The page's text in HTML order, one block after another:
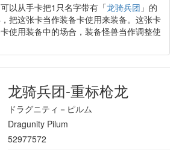
以从手卡把1只名字带有「龙骑兵团 」的
把这张卡当作装备卡使用来装备。这张卡
使用装备中的场合，装备怪兽当作调整使
龙骑兵团-重标枪龙
ドラグニティ－ピルム
Dragunity Pilum
52977572